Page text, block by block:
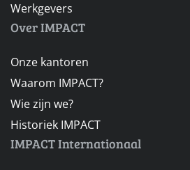
Werkgevers
Over IMPACT
Onze kantoren
Waarom IMPACT?
Wie zijn we?
Historiek IMPACT
IMPACT Internationaal